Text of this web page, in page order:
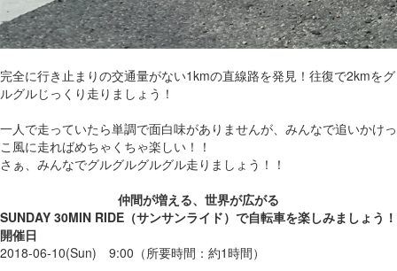
完全に行き止まりの交通量がない1kmの直線路を発見！往復で2kmをグ
ルグルじっくり走りましょう！
一人で走っていたら単調で面白味がありませんが、みんなで追いかけっ
こ風に走ればめちゃくちゃ楽しい！！
さぁ、みんなでグルグルグルグル走りましょう！！
仲間が増える、世界が広がる
SUNDAY 30MIN RIDE（サンサンライド）で自転車を楽しみましょう！
開催日
2018-06-10(Sun) 9:00 （所要時間：約1時間）